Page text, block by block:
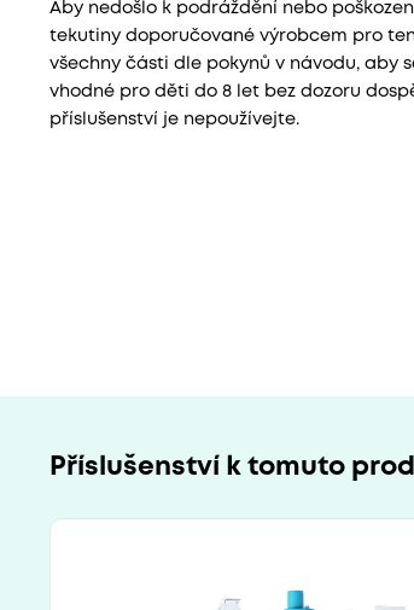
Aby nedošlo k podráždění nebo
tekutiny doporučované výrobcem pro
všechny části dle pokynů v návodu, aby
vhodné pro děti do 8 let bez dozoru
příslušenství je nepoužívejte.
Příslušenství k tomuto